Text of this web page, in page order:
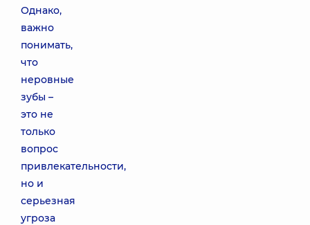
Однако,
важно
понимать,
что
неровные
зубы –
это не
только
вопрос
привлекательности,
но и
серьезная
угроза